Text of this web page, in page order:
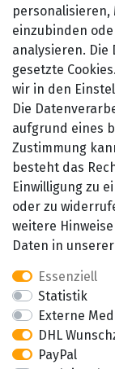
Widerrufsrecht
Kontakt
SEHR GUT
4.89 / 5
aus 657 Bewertungen
bei: amazon.de,
amazon.fr, amazon.it
einzubinden
analysieren.
gesetzte
wir in den
Die
aufgrund eines
Zustimmung
besteht das
Einwilligung zu
oder zu
weitere
Daten in unserer
Essenziell
Statistik
Externe
DHL
PayPal